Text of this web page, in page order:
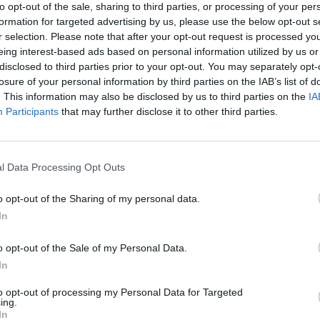
opt-out of the sale, sharing to third parties, or processing of your
for targeted advertising by us, please use the below opt-out
selection. Please note that after your opt-out request is processed
interest-based ads based on personal information utilized by us
to third parties prior to your opt-out. You may separately
of your personal information by third parties on the IAB’s list of
This information may also be disclosed by us to third parties on the
Participants that may further disclose it to other third parties.
Data Processing Opt Outs
opt-out of the Sharing of my personal data.
opt-out of the Sale of my Personal Data.
opt-out of processing my Personal Data for Targeted
2 : 0 PGE
Ancient13:11| Vertigo13:5| Nuke
gra dalej
wspomnieć, że jeszcze po sześciu rundach
a wkład w to miał m.in. Rafał "sNx" Snopek. To on w
jego ekipa tuż przed przerwą prowadziła 8:4, a na
zaczęła się dla obrońców tytułu równie udanie, bo to
bynajmniej nie powiedziały ostatniego słowa. Mimo
by zebrały tego owoce. W pewnym momencie
13:11.
z przytupem wystartowali na Vertigo. Tam